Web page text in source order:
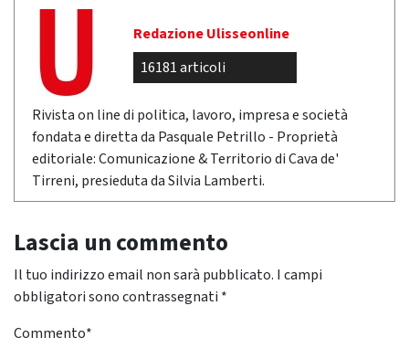
Redazione Ulisseonline
16181 articoli
Rivista on line di politica, lavoro, impresa e società
fondata e diretta da Pasquale Petrillo - Proprietà
editoriale: Comunicazione & Territorio di Cava de'
Tirreni, presieduta da Silvia Lamberti.
Lascia un commento
Il tuo indirizzo email non sarà pubblicato. I campi
obbligatori sono contrassegnati *
Commento*